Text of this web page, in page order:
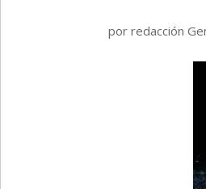
porredacción